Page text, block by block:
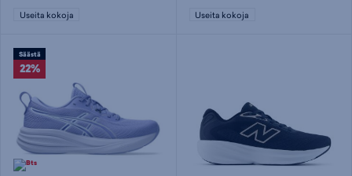
Useita kokoja Useita kokoja
Säästä
22%